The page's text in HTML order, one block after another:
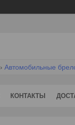
Автомобильные
КОНТАКТЫ